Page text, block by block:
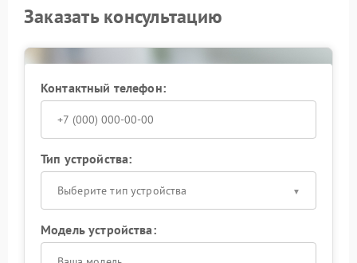
Заказать консультацию
Контактный телефон:
Тип устройства:
Выберите тип устройства
Модель устройства: